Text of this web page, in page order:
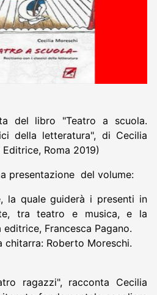
del libro "Teatro a scuola.
della letteratura", di Cecilia
Roma 2019)
presentazione del volume:
la quale guiderà i presenti in
tra teatro e musica, e la
Francesca Pagano.
chitarra: Roberto Moreschi.
ragazzi", racconta Cecilia